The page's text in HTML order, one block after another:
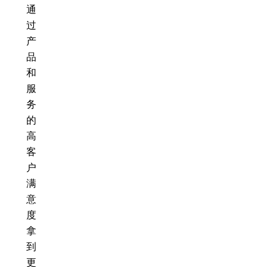
通
过
产
品
和
服
务
的
高
客
户
满
意
度
拿
到
更